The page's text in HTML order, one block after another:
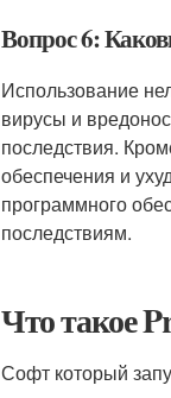
Вопрос 6:
Использование
вирусы и
последствия.
обеспечения и
программного
последствиям.
Что такое
Софт который